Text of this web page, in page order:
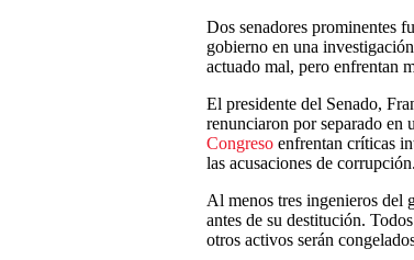
Dos senadores prominentes
gobierno en una
actuado mal, pero enfrentan
El presidente del Senado,
renunciaron por separado en
Congreso enfrentan críticas
las acusaciones de corrupción.
Al menos tres ingenieros del
antes de su destitución.
otros activos serán